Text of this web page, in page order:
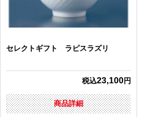
セレクトギフト ラピスラズリ
税込23,100円
商品詳細